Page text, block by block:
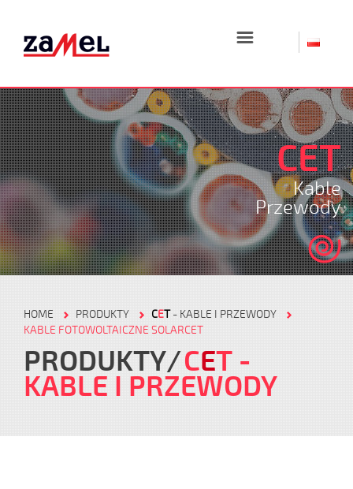
☰
CET
Kable
Przewody
HOME PRODUKTY CET- KABLE I PRZEWODY
KABLE FOTOWOLTAICZNE SOLARCET
PRODUKTY CET -
KABLE I PRZEWODY